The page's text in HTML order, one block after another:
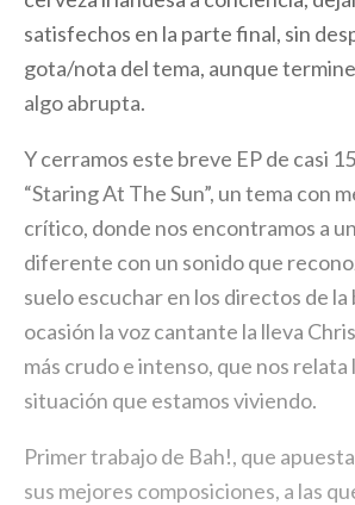
satisfechos en la parte final, sin
gota/nota del tema, aunque
algo abrupta.
Y cerramos este breve EP de casi
“Staring At The Sun”, un tema con
crítico, donde nos encontramos a
diferente con un sonido que
suelo escuchar en los directos de la
ocasión la voz cantante la lleva
más crudo e intenso, que nos relata
situación que estamos viviendo.
Primer trabajo de Bah!, que
sus mejores composiciones, a las